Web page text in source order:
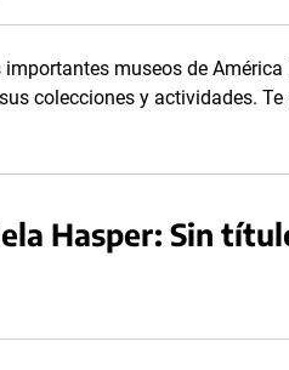
importantes museos de
colecciones y actividades.
Hasper: Sin